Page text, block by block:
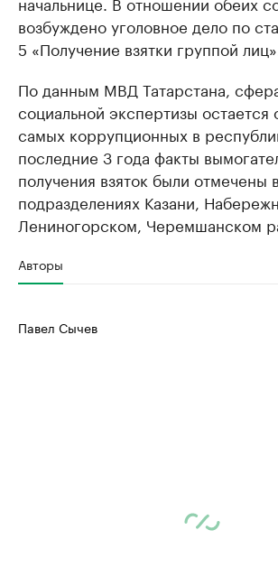
возбуждено уголовное дело по
5 «Получение взятки группой
По данным МВД Татарстана,
социальной экспертизы остается
самых коррупционных в
последние 3 года факты
получения взяток были отмечены в
подразделениях Казани,
Лениногорском, Черемшанском
Авторы
Павел Сычев